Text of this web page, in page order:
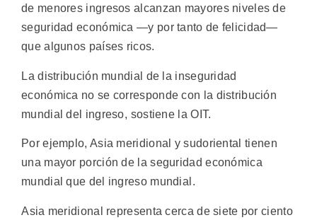
de menores ingresos alcanzan mayores niveles de
seguridad económica —y por tanto de felicidad—
que algunos países ricos.
La distribución mundial de la inseguridad
económica no se corresponde con la distribución
mundial del ingreso, sostiene la OIT.
Por ejemplo, Asia meridional y sudoriental tienen
una mayor porción de la seguridad económica
mundial que del ingreso mundial.
Asia meridional representa cerca de siete por ciento